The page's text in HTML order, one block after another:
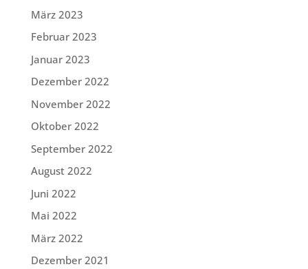
März 2023
Februar 2023
Januar 2023
Dezember 2022
November 2022
Oktober 2022
September 2022
August 2022
Juni 2022
Mai 2022
März 2022
Dezember 2021